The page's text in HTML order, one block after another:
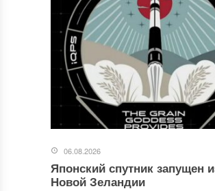
06.08.2026
Японский спутник запущен
Новой Зеландии